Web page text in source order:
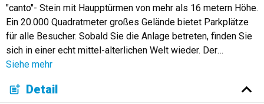
"canto"- Stein mit Haupptürmen von mehr als 16 metern Höhe.
Ein 20.000 Quadratmeter großes Gelände bietet Parkplätze
für alle Besucher. Sobald Sie die Anlage betreten, finden Sie
sich in einer echt mittel-alterlichen Welt wieder. Der…
Siehe mehr
Detail